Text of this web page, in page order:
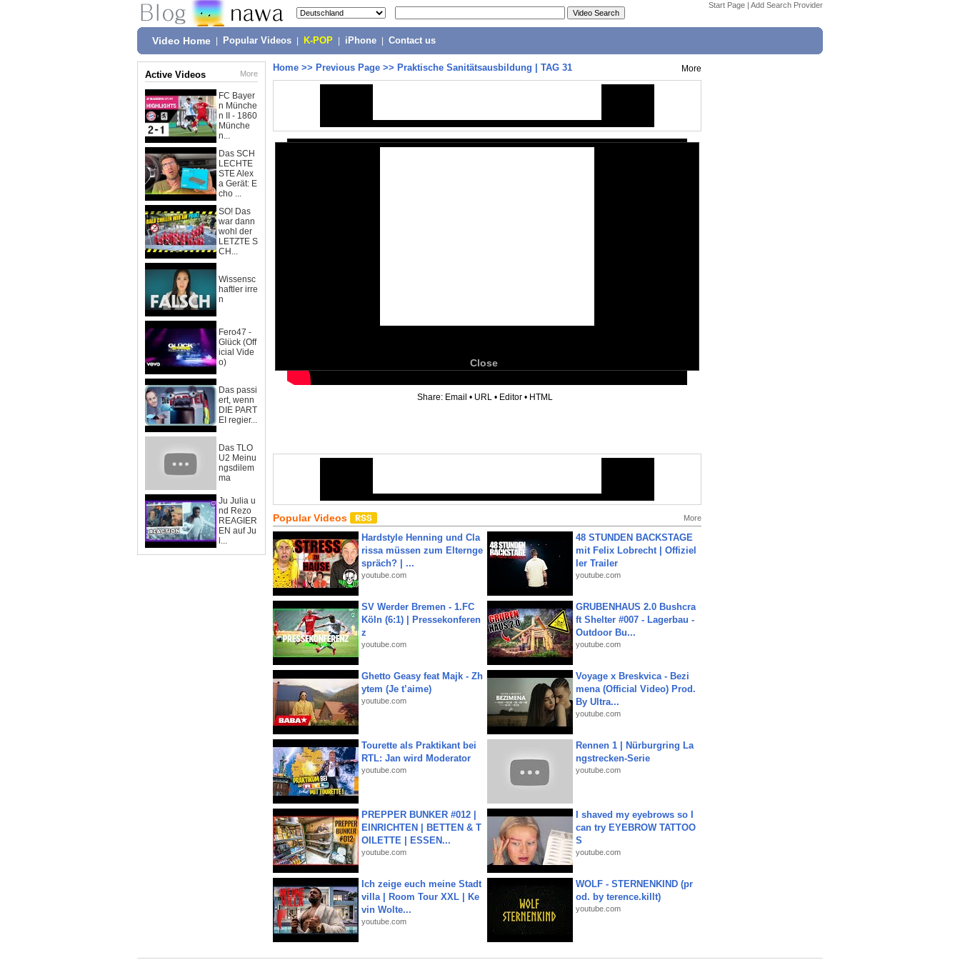
Start Page | Add Search Provider
Video Home Popular Videos K-POP iPhone Contact us
Active Videos More
FC Bayer
n Münche
n II - 1860
Münche
n...
Das SCH
LECHTE
STE Alex
a Gerät: E
cho ...
SO! Das
war dann
wohl der
LETZTE S
CH...
Wissensc
haftler irre
n
Fero47 -
Glück (Off
icial Vide
o)
Das passi
ert, wenn
DIE PART
EI regier...
Das TLO
U2 Meinu
ngsdilem
ma
Ju Julia u
nd Rezo
REAGIER
EN auf Ju
l...
Home >> Previous Page >> Praktische Sanitätsausbildung | TAG 31 More
Close
Share: Email • URL • Editor • HTML
Popular Videos More
Hardstyle Henning und Cla
rissa müssen zum Elternge
spräch? | ...
youtube.com
48 STUNDEN BACKSTAGE
mit Felix Lobrecht | Offiziel
ler Trailer
youtube.com
SV Werder Bremen - 1.FC
Köln (6:1) | Pressekonferen
z
youtube.com
GRUBENHAUS 2.0 Bushcra
ft Shelter #007 - Lagerbau -
Outdoor Bu...
youtube.com
Ghetto Geasy feat Majk - Zh
ytem (Je t’aime)
youtube.com
Voyage x Breskvica - Bezi
mena (Official Video) Prod.
By Ultra...
youtube.com
Tourette als Praktikant bei
RTL: Jan wird Moderator
youtube.com
Rennen 1 | Nürburgring La
ngstrecken-Serie
youtube.com
PREPPER BUNKER #012 |
EINRICHTEN | BETTEN & T
OILETTE | ESSEN...
youtube.com
I shaved my eyebrows so I
can try EYEBROW TATTOO
S
youtube.com
Ich zeige euch meine Stadt
villa | Room Tour XXL | Ke
vin Wolte...
youtube.com
WOLF - STERNENKIND (pr
od. by terence.killt)
youtube.com